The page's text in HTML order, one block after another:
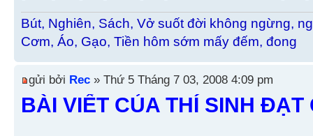
Bút, Nghiên, Sách, Vở suốt đời không ngừng,
Cơm, Áo, Gạo, Tiền hôm sớm mấy đếm, đong
gửi bởi Rec » Thứ 5 Tháng 7 03, 2008 4:09 pm
BÀI VIẾT CỦA THÍ SINH ĐẠT